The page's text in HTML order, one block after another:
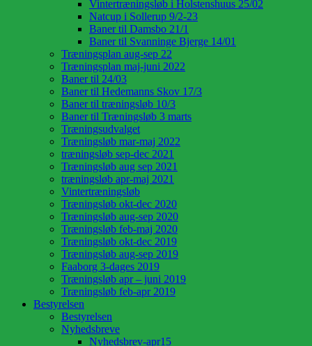
Vintertræningsløb i Holstenshuus 25/02
Natcup i Sollerup 9/2-23
Baner til Damsbo 21/1
Baner til Svanninge Bjerge 14/01
Træningsplan aug-sep 22
Træningsplan maj-juni 2022
Baner til 24/03
Baner til Hedemanns Skov 17/3
Baner til træningsløb 10/3
Baner til Træningsløb 3 marts
Træningsudvalget
Træningsløb mar-maj 2022
træningsløb sep-dec 2021
Træningsløb aug sep 2021
træningsløb apr-maj 2021
Vintertræningsløb
Træningsløb okt-dec 2020
Træningsløb aug-sep 2020
Træningsløb feb-maj 2020
Træningsløb okt-dec 2019
Træningsløb aug-sep 2019
Faaborg 3-dages 2019
Træningsløb apr – juni 2019
Træningsløb feb-apr 2019
Bestyrelsen
Bestyrelsen
Nyhedsbreve
Nyhedsbrev-apr15